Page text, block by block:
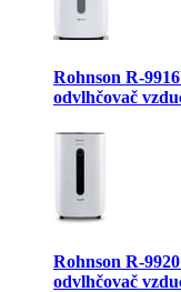
Rohnson R-
odvlhčovač
Rohnson R-
odvlhčovač